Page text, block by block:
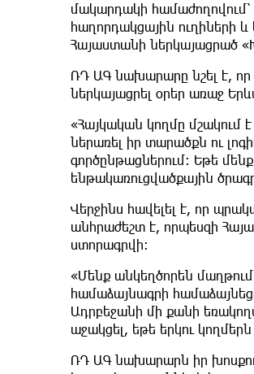
մակարդակի
հաղորդակցային ուղիների
Հայաստանի ներկայացրած
ՌԴ ԱԳ նախարարը նշել է,
ներկայացրել օրեր առաջ
«Հայկական կողմը մշակում
ներառել իր տարածքն ու
գործընթացներում։ Եթե
ենթակառուցվածքային
Վերջինս հավելել է, որ
անհրաժեշտ է, որպեսզի
ստորագրվի։
«Մենք անկեղծորեն մաղթում
համաձայնագրի
Ադրբեջանի մի քանի
աջակցել, եթե երկու
ՌԴ ԱԳ նախարարն իր